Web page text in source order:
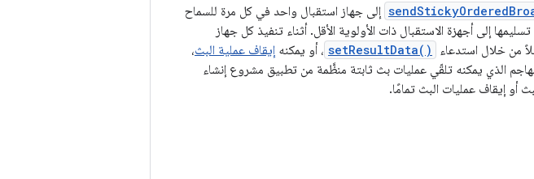
إلى جهاز استقبال واحد في كل مرة للسماح
إلى أجهزة الاستقبال ذات الأولوية الأقل. أثناء تنفيذ كل جهاز
من خلال استدعاء
setResultData() ، أو يمكنه إيقاف عملية البث،
الذي يمكنه تلقّي عمليات بث ثابتة منظَّمة من تطبيق مشروع إنشاء
أو إيقاف عمليات البث تمامًا.